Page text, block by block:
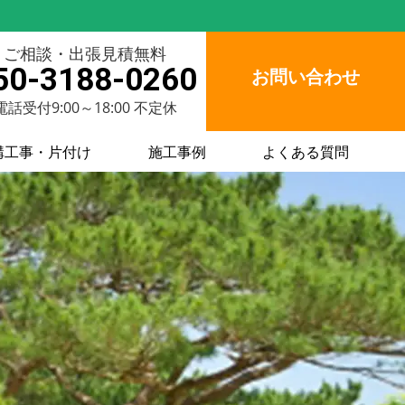
ご相談・出張見積無料
3188-0260
話受付9:00～18:00 不定休
お問い合わせ
工事・片付け 施工事例 よくある質問